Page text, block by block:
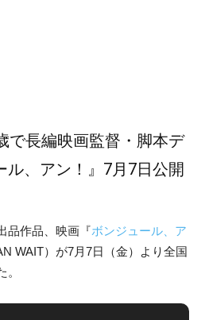
で長編映画監督・脚本デ
ル、アン！』7月7日公開
品作品、映画『ボンジュール、ア
WAIT）が7月7日（金）より全国